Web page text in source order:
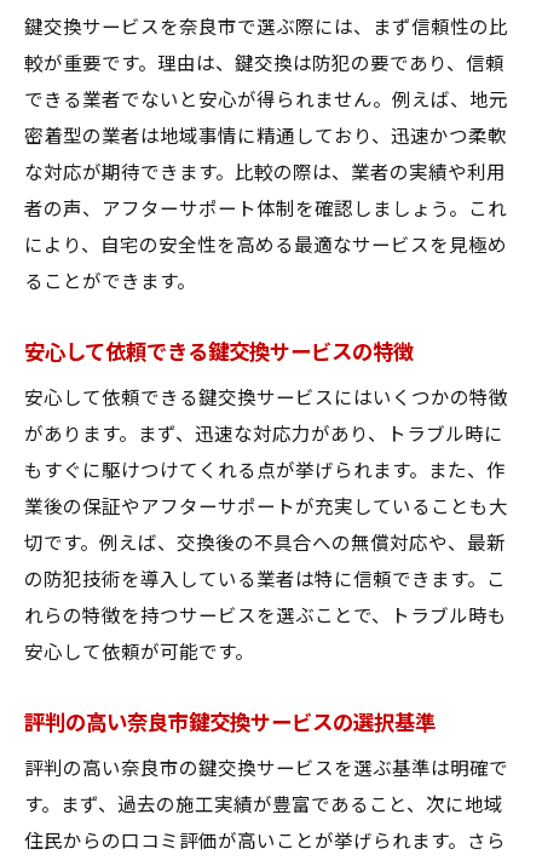
鍵交換サービスを奈良市で選ぶ際には、まず信頼性の比
較が重要です。理由は、鍵交換は防犯の要であり、信頼
できる業者でないと安心が得られません。例えば、地元
密着型の業者は地域事情に精通しており、迅速かつ柔軟
な対応が期待できます。比較の際は、業者の実績や利用
者の声、アフターサポート体制を確認しましょう。これ
により、自宅の安全性を高める最適なサービスを見極め
ることができます。
安心して依頼できる鍵交換サービスの特徴
安心して依頼できる鍵交換サービスにはいくつかの特徴
があります。まず、迅速な対応力があり、トラブル時に
もすぐに駆けつけてくれる点が挙げられます。また、作
業後の保証やアフターサポートが充実していることも大
切です。例えば、交換後の不具合への無償対応や、最新
の防犯技術を導入している業者は特に信頼できます。こ
れらの特徴を持つサービスを選ぶことで、トラブル時も
安心して依頼が可能です。
評判の高い奈良市鍵交換サービスの選択基準
評判の高い奈良市の鍵交換サービスを選ぶ基準は明確で
す。まず、過去の施工実績が豊富であること、次に地域
住民からの口コミ評価が高いことが挙げられます。さら